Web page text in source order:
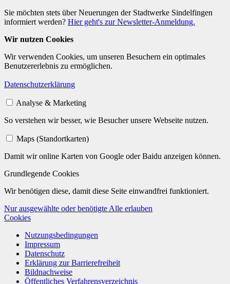
Sie möchten stets über Neuerungen der Stadtwerke Sindelfingen
informiert werden? Hier geht's zur Newsletter-Anmeldung.
Wir nutzen Cookies
Wir verwenden Cookies, um unseren Besuchern ein optimales
Benutzererlebnis zu ermöglichen.
Datenschutzerklärung
Analyse & Marketing
So verstehen wir besser, wie Besucher unsere Webseite nutzen.
Maps (Standortkarten)
Damit wir online Karten von Google oder Baidu anzeigen können.
Grundlegende Cookies
Wir benötigen diese, damit diese Seite einwandfrei funktioniert.
Nur ausgewählte oder benötigte Alle erlauben
Cookies
Nutzungsbedingungen
Impressum
Datenschutz
Erklärung zur Barrierefreiheit
Bildnachweise
Öffentliches Verfahrensverzeichnis